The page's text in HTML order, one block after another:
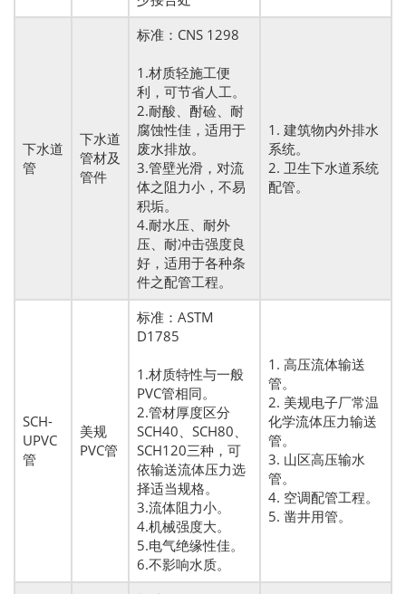
下水道
管
下水道
管材及
管件
标准：CNS 1298
1.材质轻施工便
利，可节省人工。
2.耐酸、酎硷、耐
腐蚀性佳，适用于
废水排放。
3.管壁光滑，对流
体之阻力小，不易
积垢。
4.耐水压、耐外
压、耐冲击强度良
好，适用于各种条
件之配管工程。
1. 建筑物内外排水
系统。
2. 卫生下水道系统
配管。
SCH-
UPVC
管
美规
PVC管
标准：ASTM
D1785
1.材质特性与一般
PVC管相同。
2.管材厚度区分
SCH40、SCH80、
SCH120三种，可
依输送流体压力选
择适当规格。
3.流体阻力小。
4.机械强度大。
5.电气绝缘性佳。
6.不影响水质。
1. 高压流体输送
管。
2. 美规电子厂常温
化学流体压力输送
管。
3. 山区高压输水
管。
4. 空调配管工程。
5. 凿井用管。